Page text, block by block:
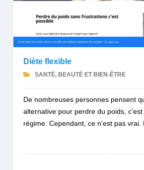
Diète flexible
SANTÉ, BEAUTÉ ET BIEN-ÊTRE
De nombreuses personnes pensent
alternative pour perdre du poids,
régime. Cependant, ce n'est pas vrai.